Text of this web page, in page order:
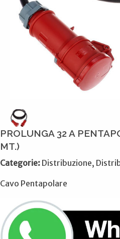
PROLUNGA 32 A
MT.)
Categorie: Distribuzione,
Cavo Pentapolare